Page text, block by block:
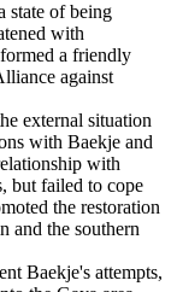
state of being
with
a friendly
against
external situation
with Baekje and
with
but failed to cope
the restoration
and the southern
Baekje's attempts,